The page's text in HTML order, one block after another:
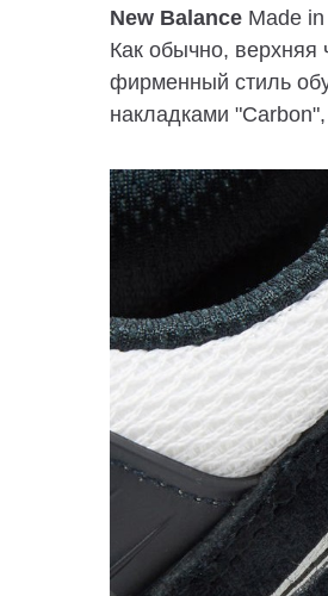
New Balance Made
Как обычно, верхняя
фирменный стиль
накладками